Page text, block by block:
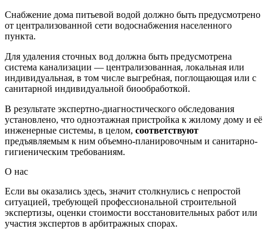
Снабжение дома питьевой водой должно быть предусмотрено
от централизованной сети водоснабжения населенного
пункта.
Для удаления сточных вод должна быть предусмотрена
система канализации — централизованная, локальная или
индивидуальная, в том числе выгребная, поглощающая или с
санитарной индивидуальной биообработкой.
В результате экспертно-диагностического обследования
установлено, что одноэтажная пристройка к жилому дому и её
инженерные системы, в целом, соответствуют
предъявляемым к ним объемно-планировочным и санитарно-
гигиеническим требованиям.
О нас
Если вы оказались здесь, значит столкнулись с непростой
ситуацией, требующей профессиональной строительной
экспертизы, оценки стоимости восстановительных работ или
участия экспертов в арбитражных спорах.